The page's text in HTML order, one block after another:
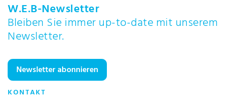
W.E.B-Newsletter
Bleiben Sie immer up-to-date mit unserem
Newsletter.
Newsletter abonnieren
KONTAKT